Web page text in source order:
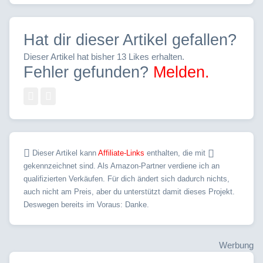
Hat dir dieser Artikel gefallen?
Dieser Artikel hat bisher 13 Likes erhalten.
Fehler gefunden? Melden.
Dieser Artikel kann Affiliate-Links enthalten, die mit
gekennzeichnet sind. Als Amazon-Partner verdiene ich an
qualifizierten Verkäufen. Für dich ändert sich dadurch nichts,
auch nicht am Preis, aber du unterstützt damit dieses Projekt.
Deswegen bereits im Voraus: Danke.
Werbung